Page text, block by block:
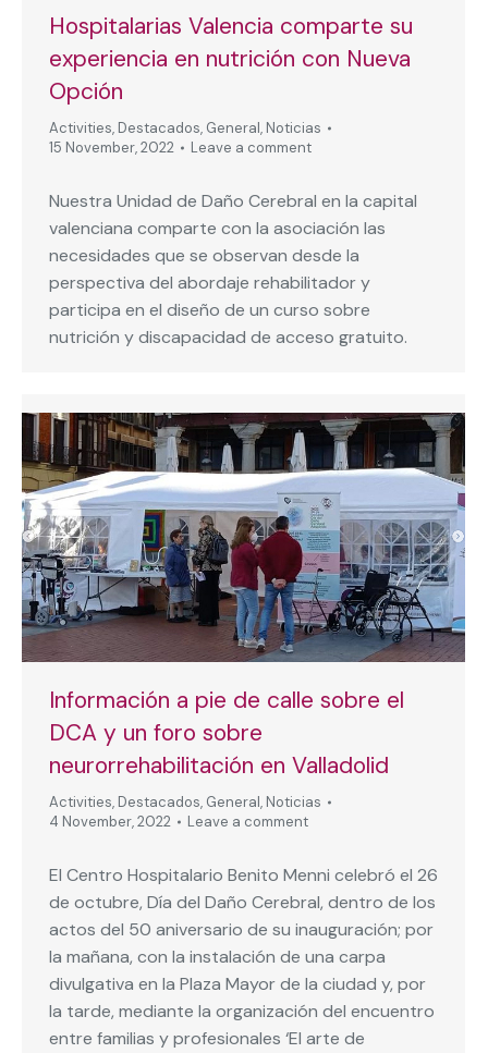
Hospitalarias Valencia comparte su
experiencia en nutrición con Nueva
Opción
Activities, Destacados, General, Noticias
15 November, 2022
Leave a comment
Nuestra Unidad de Daño Cerebral en la capital
valenciana comparte con la asociación las
necesidades que se observan desde la
perspectiva del abordaje rehabilitador y
participa en el diseño de un curso sobre
nutrición y discapacidad de acceso gratuito.
Información a pie de calle sobre el
DCA y un foro sobre
neurorrehabilitación en Valladolid
Activities, Destacados, General, Noticias
4 November, 2022
Leave a comment
El Centro Hospitalario Benito Menni celebró el 26
de octubre, Día del Daño Cerebral, dentro de los
actos del 50 aniversario de su inauguración; por
la mañana, con la instalación de una carpa
divulgativa en la Plaza Mayor de la ciudad y, por
la tarde, mediante la organización del encuentro
entre familias y profesionales ‘El arte de